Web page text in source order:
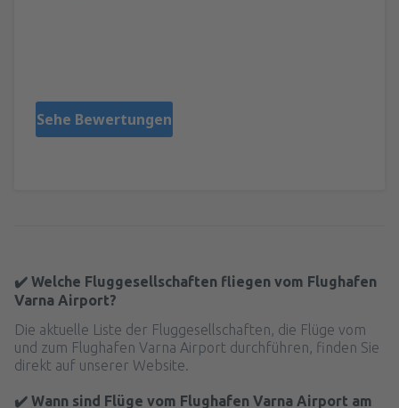
Sehe Bewertungen
✔️ Welche Fluggesellschaften fliegen vom Flughafen
Varna Airport?
Die aktuelle Liste der Fluggesellschaften, die Flüge vom
und zum Flughafen Varna Airport durchführen, finden Sie
direkt auf unserer Website.
✔️ Wann sind Flüge vom Flughafen Varna Airport am